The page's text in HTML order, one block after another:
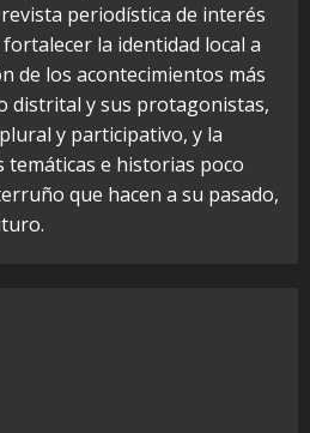
periodística de interés
la identidad local a
de los acontecimientos más
distrital y sus protagonistas,
y participativo, y la
temáticas e historias poco
que hacen a su pasado,